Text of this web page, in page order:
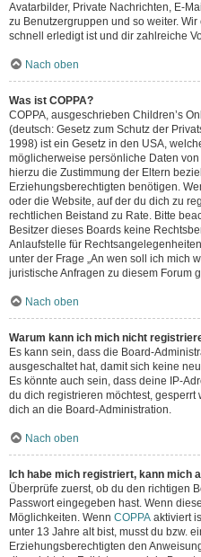
Avatarbilder, Private Nachrichten, E-
zu Benutzergruppen und so weiter.
schnell erledigt ist und dir zahlreiche
Nach oben
Was ist COPPA?
COPPA, ausgeschrieben Children’s
(deutsch: Gesetz zum Schutz der
1998) ist ein Gesetz in den USA,
möglicherweise persönliche Daten
hierzu die Zustimmung der Eltern
Erziehungsberechtigten benötigen.
oder die Website, auf der du dich zu
rechtlichen Beistand zu Rate. Bitte
Besitzer dieses Boards keine
Anlaufstelle für
unter der Frage „An wen soll ich mich
juristische Anfragen zu diesem Forum
Nach oben
Warum kann ich mich nicht
Es kann sein, dass die Board-
ausgeschaltet hat, damit sich keine
Es könnte auch sein, dass deine IP-
du dich registrieren möchtest,
dich an die Board-Administration.
Nach oben
Ich habe mich registriert, kann mich
Überprüfe zuerst, ob du den richtigen
Passwort eingegeben hast. Wenn
Möglichkeiten. Wenn COPPA aktiviert
unter 13 Jahre alt bist, musst du bzw.
Erziehungsberechtigten den